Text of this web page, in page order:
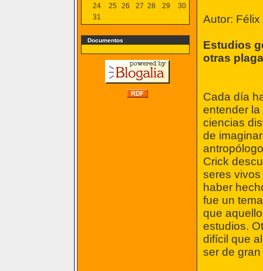
24
25 26 27 28 29
30
31
Documentos
Autor: Félix
Estudios
otras
Cada día
entender
ciencias
de
Crick
seres
haber
fue un
que
estudios.
difícil que
ser de